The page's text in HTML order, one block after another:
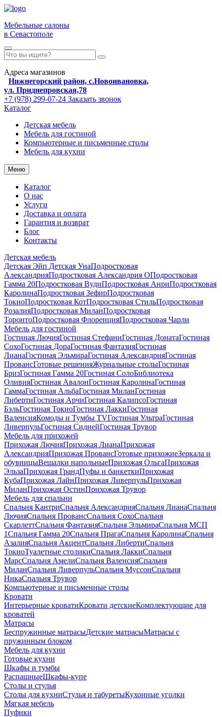
Мебельные салоны
в Севастополе
Адреса магазинов
Нижнегорский район, с.Новоивановка,
ул. Приднепровская,78
+7 (978) 299-07-24 Заказать звонок
Каталог
Детская мебель
Мебель для гостиной
Компьютерные и письменные столы
Мебель для кухни
Меню
Каталог
О нас
Услуги
Доставка и оплата
Гарантия и возврат
Блог
Контакты
Детская мебель
Детская Эйп Детская УнаПодростковая
АлександрияПодростковая Александрия ОПодростковая
Гамма 20Подростковая ВудиПодростковая АнриПодростковая
КаролинаПодростковая ЗефирПодростковая
ТокиоПодростковая КотПодростковая СтильПодростковая
РозалияПодростковая МиланПодростковая
ТоронтоПодростковая ФлоренцияПодростковая Чарли
Мебель для гостиной
Гостиная ЛючияГостиная СтефаниГостиная ДонатаГостиная
СохоГостиная ДораГостиная ФантазияГостиная
ЛианаГостиная ЭльмираГостиная АлександрияГостиная
ПровансГотовые решенияЖурнальные столыГостиная
БризГостиная Гамма 20Гостиная СолоБиблиотека
ОливияГостиная АвалонГостиная КаролинаГостиная
ГаммаГостиная АльбаГостиная МиланГостиная
ЛибертиГостиная АрчиГостиная КалипсоГостиная
БэльГостиная ТокиоГостиная ЛаккиГостиная
ВаленсияКомоды и Тумбы ТVГостиная УльтраГостиная
ЛиверпульГостиная СиднейГостиная Трувор
Мебель для прихожей
Прихожая ЛючияПрихожая ЛианаПрихожая
АлександрияПрихожая ПровансГотовые прихожиеЗеркала и
обувницыВешалки напольныеПрихожая ОльгаПрихожая
ЭльзаПрихожая ГрандПуфы и банкеткиПрихожая
КубаПрихожая ЛайнПрихожая ЛиверпульПрихожая
МиланПрихожая ОстинПрихожая Трувор
Мебель для спальни
Спальня КантриСпальня АлександрияСпальня ЛианаСпальня
ЛючияСпальня ПровансСпальня СохоСпальня
СкарлеттСпальня ФантазияСпальня ЭльмираСпальня МСП
1Спальня Гамма 20Спальня ПрагаСпальня КаролинаСпальня
АзалияСпальня АкцентСпальня ЛибертиСпальня
ТокиоТуалетные столикиСпальня ЛаккиСпальня
МарсСпальня АмелиСпальня ВаленсияСпальня
МиланСпальня ЛиверпульСпальня МуссонСпальня
НикаСпальня Трувор
Компьютерные и письменные столы
Кровати
Интерьерные кроватиКровати детскиеКомплектующие для
кроватей
Матрасы
Беспружинные матрасыДетские матрасыМатрасы с
пружинным блоком
Мебель для кухни
Готовые кухни
Шкафы и тумбы
РаспашныеШкафы-купе
Столы и стулья
Столы для кухниСтулья и табуретыКухонные уголки
Мягкая мебель
Пуфики